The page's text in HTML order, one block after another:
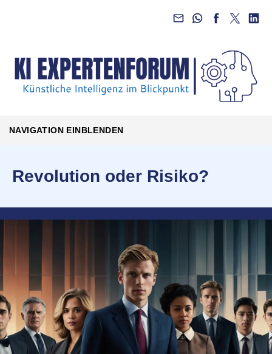
NAVIGATION EINBLENDEN
Revolution oder Risiko?